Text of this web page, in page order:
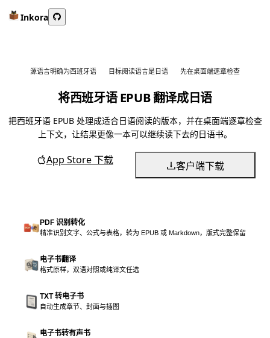
Inkora
源语言明确为西班牙语 目标阅读语言是日语 先在桌面端逐章检查
将西班牙语 EPUB 翻译成日语
把西班牙语 EPUB 处理成适合日语阅读的版本，并在桌面端逐章检查
上下文，让结果更像一本可以继续读下去的日语书。
App Store 下载 客户端下载
PDF 识别转化
精准识别文字、公式与表格，转为 EPUB 或 Markdown，版式完整保留
电子书翻译
格式原样，双语对照或纯译文任选
TXT 转电子书
自动生成章节、封面与插图
电子书转有声书